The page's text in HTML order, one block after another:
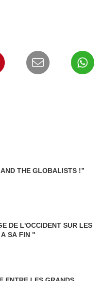
THE GLOBALISTS !”
DE L'OCCIDENT SUR LES
SA FIN "